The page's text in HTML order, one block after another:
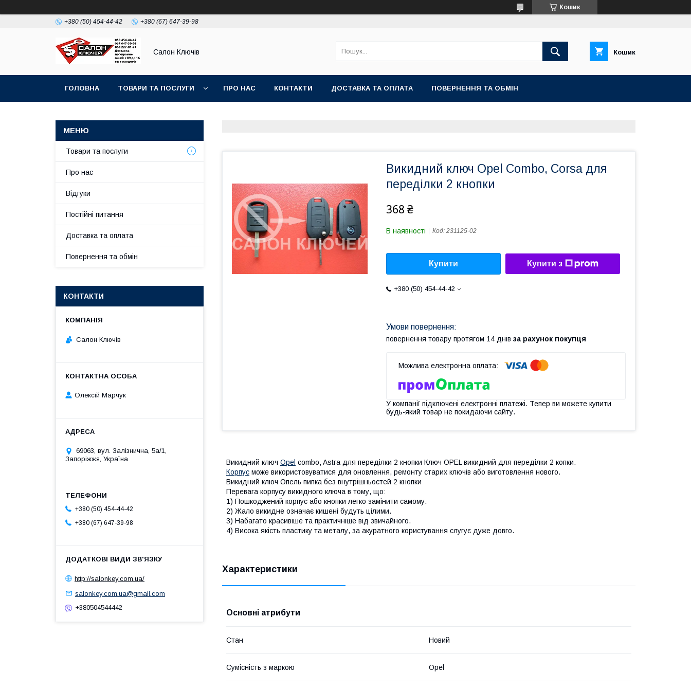
Кошик
+380 (50) 454-44-42 +380 (67) 647-39-98
Салон Ключів Кошик
ГОЛОВНА ТОВАРИ ТА ПОСЛУГИ ПРО НАС КОНТАКТИ ДОСТАВКА ТА ОПЛАТА ПОВЕРНЕННЯ ТА ОБМІН
Викидний ключ Opel Combo, Corsa для
переділки 2 кнопки
368 ₴
В наявності Код: 231125-02
Купити Купити з
+380 (50) 454-44-42
повернення товару протягом 14 днів за рахунок покупця
У компанії підключені електронні платежі. Тепер ви можете купити
будь-який товар не покидаючи сайту.
Викидний ключ Opel combo, Astra для переділки 2 кнопки Ключ OPEL викидний для переділки 2 копки.
Корпус може використовуватися для оновлення, ремонту старих ключів або виготовлення нового.
Викидний ключ Опель пипка без внутрішньостей 2 кнопки
Перевага корпусу викидного ключа в тому, що:
1) Пошкоджений корпус або кнопки легко замінити самому.
2) Жало викидне означає кишені будуть цілими.
3) Набагато красивіше та практичніше від звичайного.
4) Висока якість пластику та металу, за акуратного користування слугує дуже довго.
Характеристики
Основні атрибути
Стан Новий
Сумісність з маркою Opel
Товари та послуги
Про нас
Відгуки
Постійні питання
Доставка та оплата
Повернення та обмін
КОНТАКТИ
Салон Ключів
Олексій Марчук
69063, вул. Залізнична, 5а/1,
Запоріжжя, Україна
+380 (50) 454-44-42
+380 (67) 647-39-98
http://salonkey.com.ua/
salonkey.com.ua@gmail.com
+380504544442